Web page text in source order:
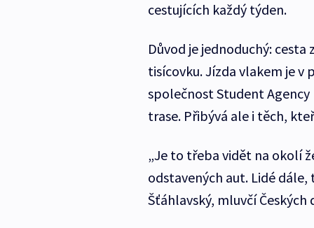
cestujících každý týden.
Důvod je jednoduchý: cesta
tisícovku. Jízda vlakem je v
společnost Student
trase. Přibývá ale i těch,
„Je to třeba vidět na okolí
odstavených aut. Lidé
Šťáhlavský, mluvčí Českých